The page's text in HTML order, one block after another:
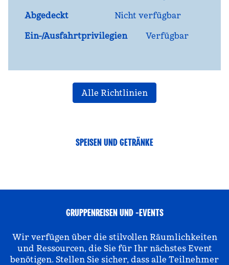
Abgedeckt
Nicht verfügbar
Ein-/Ausfahrtprivilegien
Verfügbar
Alle Richtlinien
SPEISEN UND GETRÄNKE
GRUPPENREISEN UND -EVENTS
Wir verfügen über die stilvollen Räumlichkeiten
und Ressourcen, die Sie für Ihr nächstes Event
benötigen. Stellen Sie sicher, dass alle Teilnehmer